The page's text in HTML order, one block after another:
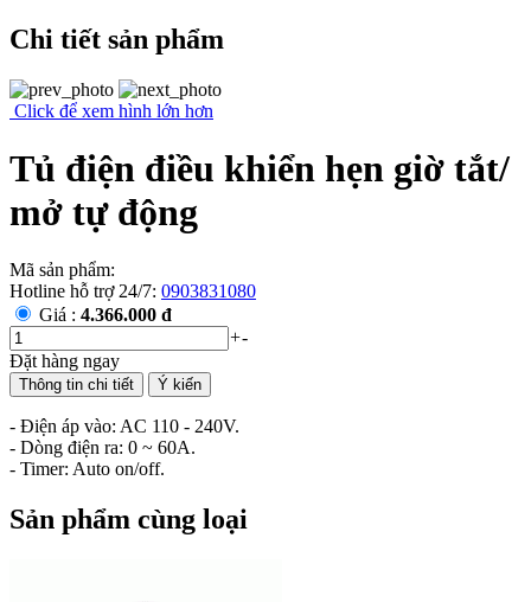
Chi tiết sản phẩm
Click để xem hình lớn hơn
Tủ điện điều khiển hẹn giờ tắt/
mở tự động
Mã sản phẩm:
Hotline hỗ trợ 24/7: 0903831080
Giá : 4.366.000 đ
+-
Đặt hàng ngay
Thông tin chi tiết Ý kiến
- Điện áp vào: AC 110 - 240V.
- Dòng điện ra: 0 ~ 60A.
- Timer: Auto on/off.
Sản phẩm cùng loại